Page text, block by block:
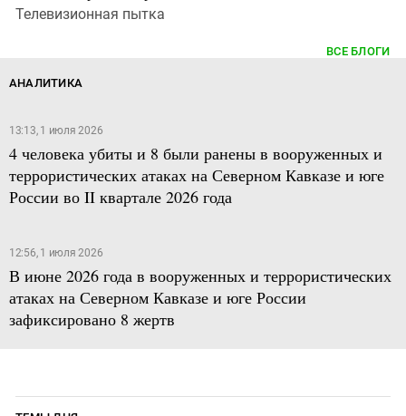
Телевизионная пытка
ВСЕ БЛОГИ
АНАЛИТИКА
13:13, 1 июля 2026
4 человека убиты и 8 были ранены в вооруженных и
террористических атаках на Северном Кавказе и юге
России во II квартале 2026 года
12:56, 1 июля 2026
В июне 2026 года в вооруженных и террористических
атаках на Северном Кавказе и юге России
зафиксировано 8 жертв